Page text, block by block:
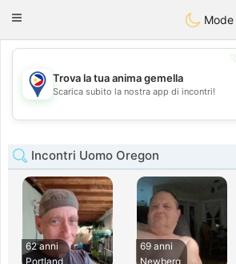
PhilippinesChat
Toggle
Mode
💖
💕
Trova la tua anima gemella
Scarica subito la nostra app di incontri!
Incontri Uomo Oregon
62 anni
Portland
69 anni
Newberg